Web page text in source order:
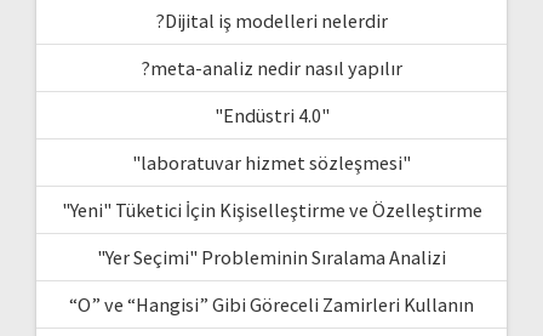
?Dijital iş modelleri nelerdir
?meta-analiz nedir nasıl yapılır
"Endüstri 4.0"
"laboratuvar hizmet sözleşmesi"
"Yeni" Tüketici İçin Kişiselleştirme ve Özelleştirme
"Yer Seçimi" Probleminin Sıralama Analizi
“O” ve “Hangisi” Gibi Göreceli Zamirleri Kullanın